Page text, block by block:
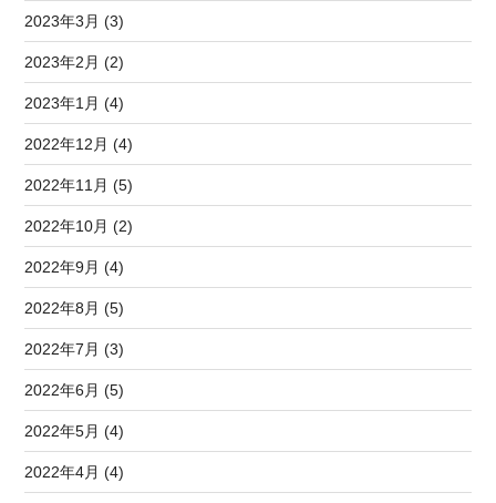
2023年3月 (3)
2023年2月 (2)
2023年1月 (4)
2022年12月 (4)
2022年11月 (5)
2022年10月 (2)
2022年9月 (4)
2022年8月 (5)
2022年7月 (3)
2022年6月 (5)
2022年5月 (4)
2022年4月 (4)